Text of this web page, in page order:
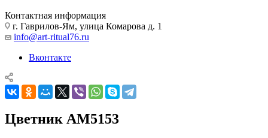
Контактная информация
г. Гаврилов-Ям, улица Комарова д. 1
info@art-ritual76.ru
Вконтакте
Цветник AM5153